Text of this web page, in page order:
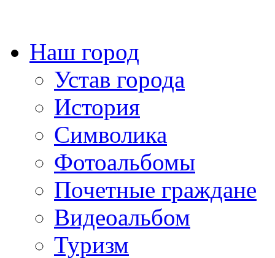
Наш город
Устав города
История
Символика
Фотоальбомы
Почетные граждане
Видеоальбом
Туризм